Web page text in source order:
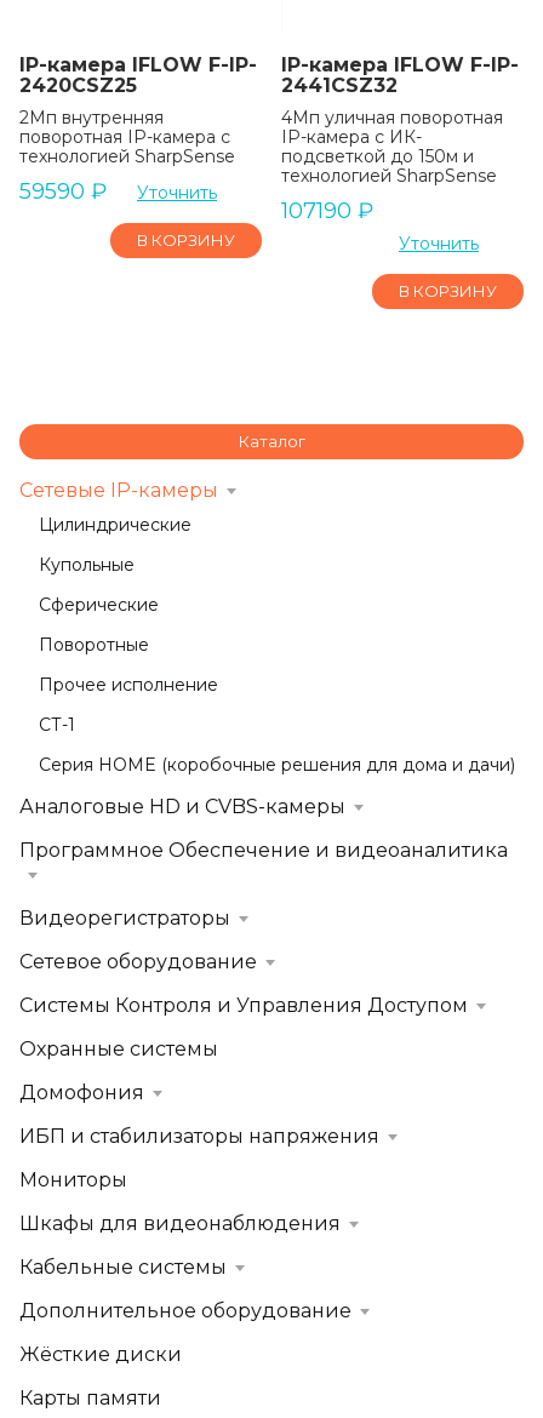
IP-камера IFLOW F-IP-
2420CSZ25
2Мп внутренняя
поворотная IP-камера с
технологией SharpSense
59590 ₽ Уточнить
В КОРЗИНУ
IP-камера IFLOW F-IP-
2441CSZ32
4Мп уличная поворотная
IP-камера с ИК-
подсветкой до 150м и
технологией SharpSense
107190 ₽
Уточнить
В КОРЗИНУ
Каталог
Сетевые IP-камеры
Цилиндрические
Купольные
Сферические
Поворотные
Прочее исполнение
СТ-1
Серия HOME (коробочные решения для дома и дачи)
Аналоговые HD и CVBS-камеры
Программное Обеспечение и видеоаналитика
Видеорегистраторы
Сетевое оборудование
Системы Контроля и Управления Доступом
Охранные системы
Домофония
ИБП и стабилизаторы напряжения
Мониторы
Шкафы для видеонаблюдения
Кабельные системы
Дополнительное оборудование
Жёсткие диски
Карты памяти